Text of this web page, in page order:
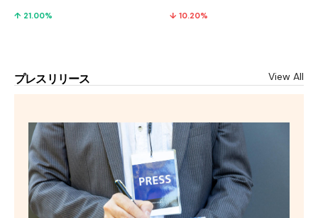
↑ 21.00% ↓ 10.20%
プレスリリース View All